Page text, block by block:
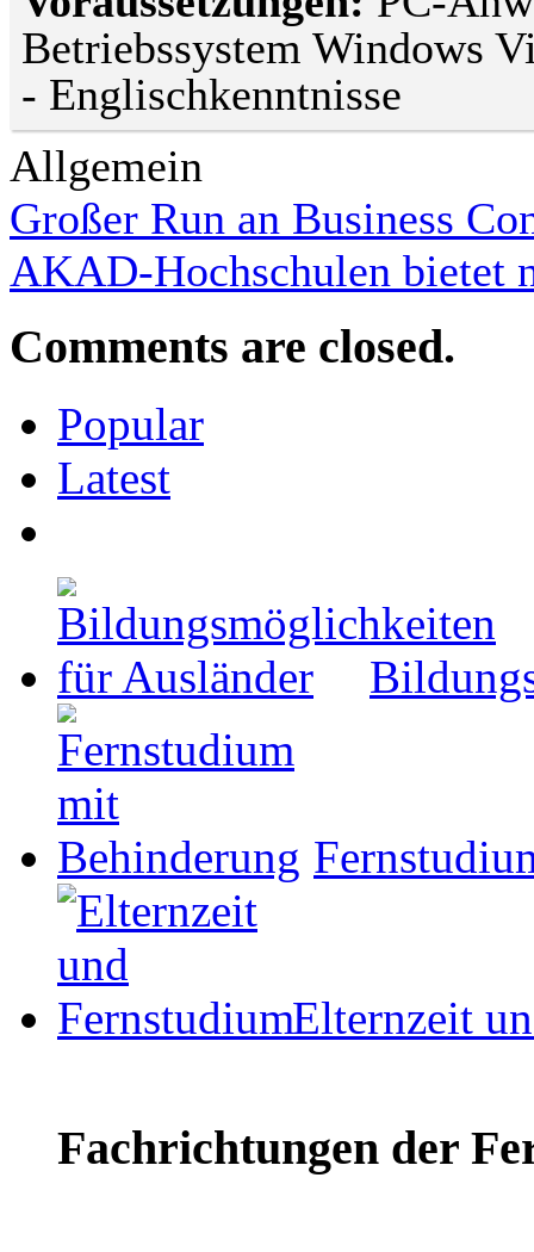
Betriebssystem Windows
- Englischkenntnisse
Allgemein
Großer Run an Business
AKAD-Hochschulen bietet
Comments are closed.
Popular
Latest
Elternzeit
Fachrichtungen der